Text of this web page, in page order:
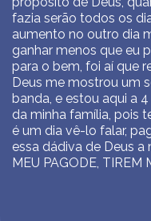
fazia serão todos os
aumento no outro dia
ganhar menos que eu
para o bem, foi aí que
Deus me mostrou um
banda, e estou aqui a
da minha família, pois
é um dia vê-lo falar,
essa dádiva de Deus a
MEU PAGODE, TIREM